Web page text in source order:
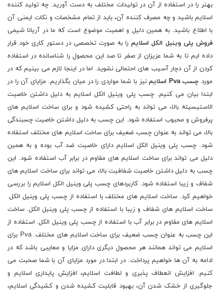
بهتر را در استفاده از آن در تولیدات مختلف به دست آورید. چه تولید کننده
اسلایم باشید و چه مصرف کننده آن، باید از تمام مشخصات و نکات ایمنی آن
با اطلاع باشید. به همین دلیل و اهمیت موضوع است که ما در آریانا شیمی
فروش پلی وینیل الکل اسلایم را به صورت تخصصی در دستور کاری خود قرار
داده ایم تا به شما عزیزان از صفر تا صد این محصول را شناسانده در استفاده
کردن از آن دچار آسیب های احتمالی نشوید. اما در اینجا لازم می بینیم که در
مورد چسب Pva اسلایم
نیز با شما مواردی را در میان بگذاریم. مزایای آن را در
ابتدا بیان می کنیم. چسب پلی وینیل الکل اسلایم به دلیل داشتن خاصیت
الاستیسیته بالا، می تواند به راحتی کشیده شود و برای ساخت اسلایم های
پرفروش و محبوب استفاده شود. این چسب به دلیل داشتن خاصیت چسبندگی
بالا، می تواند به عنوان چسب ضعیف برای ساخت اسلایم های مختلف استفاده
شود. چسب پلی وینیل الکل اسلایم دارای خاصیت ضد آب بوده و به همین
دلیل می تواند برای ساخت اسلایم های مقاوم در برابر آب استفاده شود. این
چسب به دلیل داشتن خاصیت شفافیت بالا، می تواند برای ساخت اسلایم های
شفاف و زیبا استفاده شود. کاربردهای چسب پلی وینیل الکل اسلایم را بررسی
خواهیم کرد. ساخت اسلایم های مختلف با استفاده از چسب پلی وینیل الکل.
ساخت اسلایم های شفاف و زیبا با استفاده از چسب پلی وینیل الکل. ساخت
اسلایم های مقاوم در برابر آب با استفاده از چسب پلی وینیل الکل. استفاده از
این چسب به عنوان چسب ضعیف برای ساخت اسلایم های مختلف. Pva برای
اسلایم می تواند همانند هر محصول دیگری دارای مزایا و معایبی باشد که در
ادامه به آن ها خواهیم پرداخت. در ابتدا در مورد مزایای آن با شما صحبت می
کنیم. افزایش انعطاف پذیری و لطافت اسلایم، افزایش پایداری اسلایم و
جلوگیری از خشک شدن آن، بهبود قابلیت کشیده شدن و کشیدگی اسلایم،